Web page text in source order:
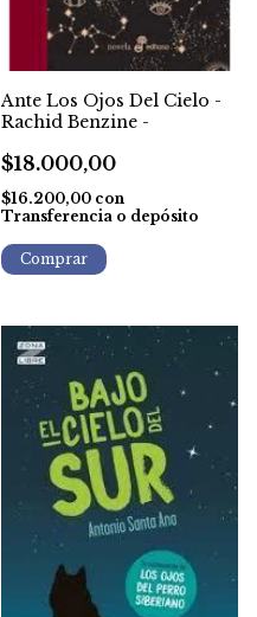
Ante Los Ojos Del Cielo -
Rachid Benzine -
$18.000,00
$16.200,00 con
Transferencia o depósito